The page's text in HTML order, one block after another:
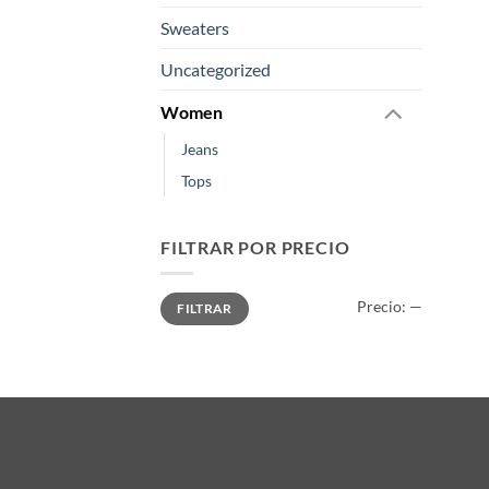
Sweaters
Uncategorized
Women
Jeans
Tops
FILTRAR POR PRECIO
Precio
mínimo
Precio
máximo
FILTRAR Precio: —